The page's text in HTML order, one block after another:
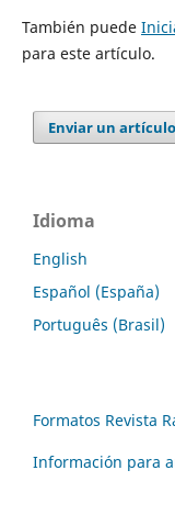
También puede
para este artículo.
Enviar un artículo
Idioma
English
Español (España)
Português (Brasil)
Formatos Revista
Información para